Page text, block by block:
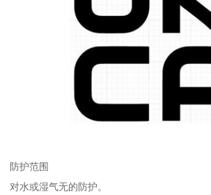
防护范围
对水或湿气无的防护。